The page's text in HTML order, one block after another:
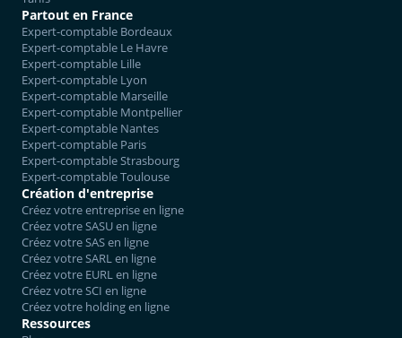
Partout en France
Expert-comptable Bordeaux
Expert-comptable Le Havre
Expert-comptable Lille
Expert-comptable Lyon
Expert-comptable Marseille
Expert-comptable Montpellier
Expert-comptable Nantes
Expert-comptable Paris
Expert-comptable Strasbourg
Expert-comptable Toulouse
Création d'entreprise
Créez votre entreprise en ligne
Créez votre SASU en ligne
Créez votre SAS en ligne
Créez votre SARL en ligne
Créez votre EURL en ligne
Créez votre SCI en ligne
Créez votre holding en ligne
Ressources